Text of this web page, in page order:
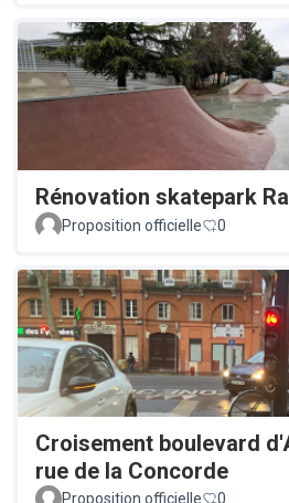
Rénovation skatepark
Proposition officielle
0
Croisement boulevard
rue de la Concorde
Proposition officielle 0